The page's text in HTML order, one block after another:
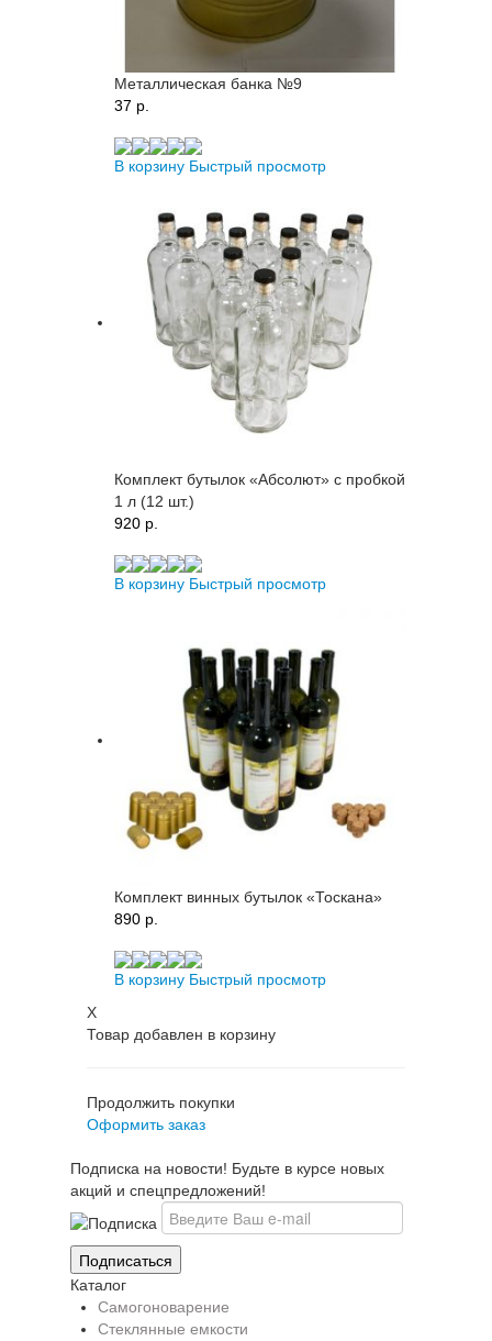
Металлическая банка №9
37 p.
В корзину Быстрый просмотр
Комплект бутылок «Абсолют» с пробкой
1 л (12 шт.)
920 p.
В корзину Быстрый просмотр
Комплект винных бутылок «Тоскана»
890 p.
В корзину Быстрый просмотр
X
Товар добавлен в корзину
Продолжить покупки
Оформить заказ
Подписка на новости! Будьте в курсе новых
акций и спецпредложений!
Каталог
Самогоноварение
Стеклянные емкости